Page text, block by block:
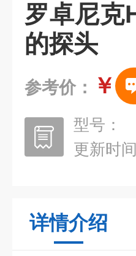
罗卓尼克
的探头
参考价： ￥
型号：
更新时间
详情介绍